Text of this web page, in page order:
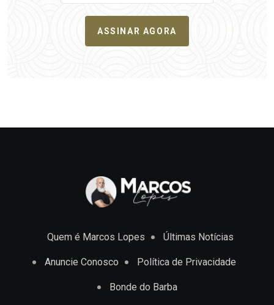
ASSINAR AGORA
Quem é Marcos Lopes Últimas Notícias
Anuncie Conosco Política de Privacidade
Bonde do Barba